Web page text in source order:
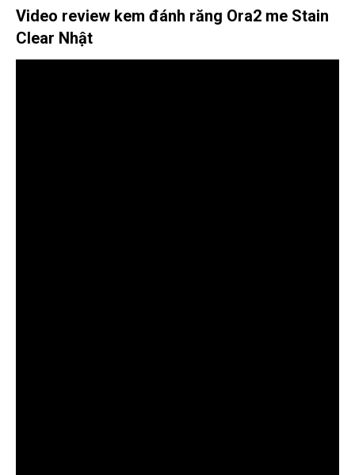
Video review kem đánh răng Ora2 me Stain
Clear Nhật